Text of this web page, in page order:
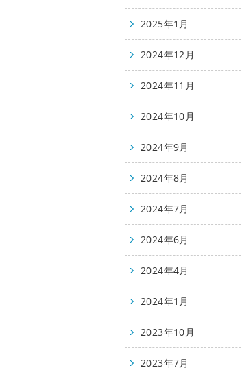
2025年1月
2024年12月
2024年11月
2024年10月
2024年9月
2024年8月
2024年7月
2024年6月
2024年4月
2024年1月
2023年10月
2023年7月